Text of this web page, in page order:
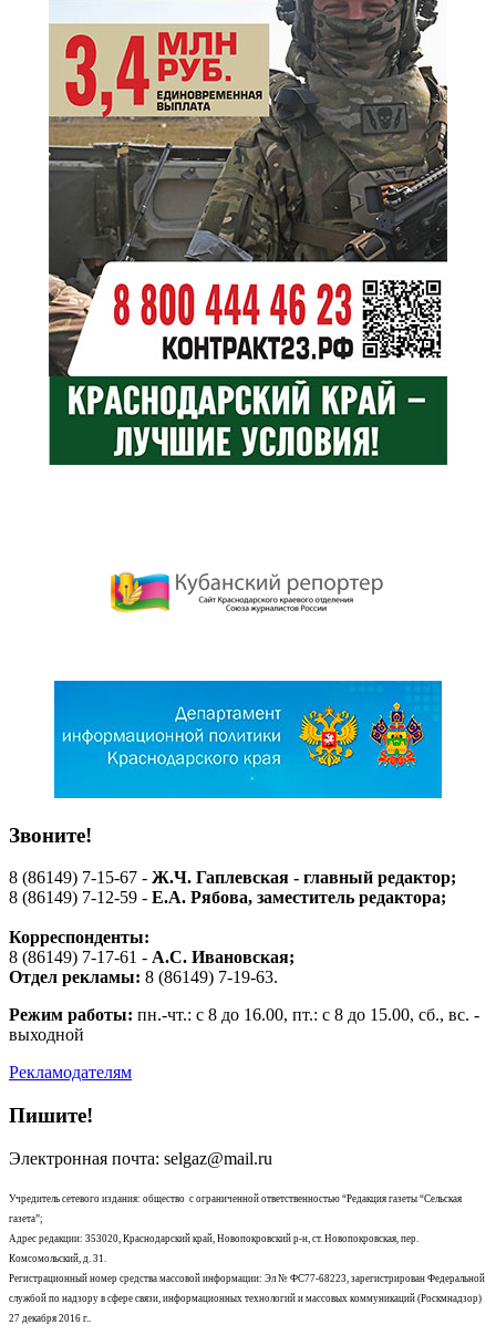
Звоните!
8 (86149) 7-15-67 - Ж.Ч. Гаплевская - главный редактор;
8 (86149) 7-12-59 - Е.А. Рябова, заместитель редактора;
Корреспонденты:
8 (86149) 7-17-61 - А.С. Ивановская;
Отдел рекламы: 8 (86149) 7-19-63.
Режим работы: пн.-чт.: с 8 до 16.00, пт.: с 8 до 15.00, сб., вс. -
выходной
Рекламодателям
Пишите!
Электронная почта: selgaz@mail.ru
Учредитель сетевого издания: общество с ограниченной ответственностью “Редакция газеты “Сельская
газета”;
Адрес редакции: 353020, Краснодарский край, Новопокровский р-н, ст. Новопокровская, пер.
Комсомольский, д. 31.
Регистрационный номер средства массовой информации: Эл № ФС77-68223, зарегистрирован Федеральной
службой по надзору в сфере связи, информационных технологий и массовых коммуникаций (Роскмнадзор)
27 декабря 2016 г..